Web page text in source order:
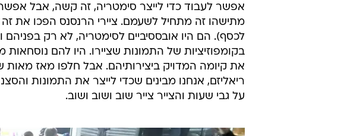
אפשר לעבוד כדי לייצר סימטריה, זה קשה, אבל
מתישהו זה מתחיל לשעמם. ציירי הרנסנס הפכו את
לכסף). הם היו אובססיביים לסימטריה, לא רק
בקומפוזיציות של התמונות שציירו. היו להם
את קיומה המדויק ביצירותיהם. אבל חלפו מאז מאות
ריאליזם, אנחנו מבינים שכדי לייצר את התמונות
על גבי שעות והצייר צייר שוב ושוב ושוב.